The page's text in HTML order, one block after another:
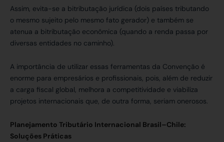
Assim, evita-se a bitributação jurídica (dois países tributando
o mesmo sujeito pelo mesmo fato gerador) e também se
atenua a bitributação econômica (quando a renda passa por
diversas entidades no caminho).
A importância de utilizar essas ferramentas da Convenção é
enorme para empresários e profissionais, pois, além de reduzir
a carga fiscal global, melhora a competitividade e viabiliza
projetos internacionais que, de outra forma, seriam onerosos.
Planejamento Tributário Internacional Brasil–Chile:
Soluções Práticas